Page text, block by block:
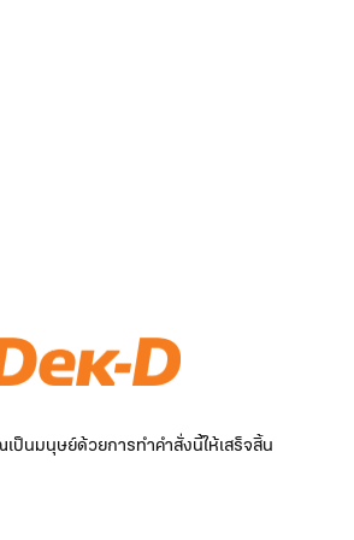
ป็นมนุษย์ด้วยการทำคำสั่งนี้ให้เสร็จสิ้น